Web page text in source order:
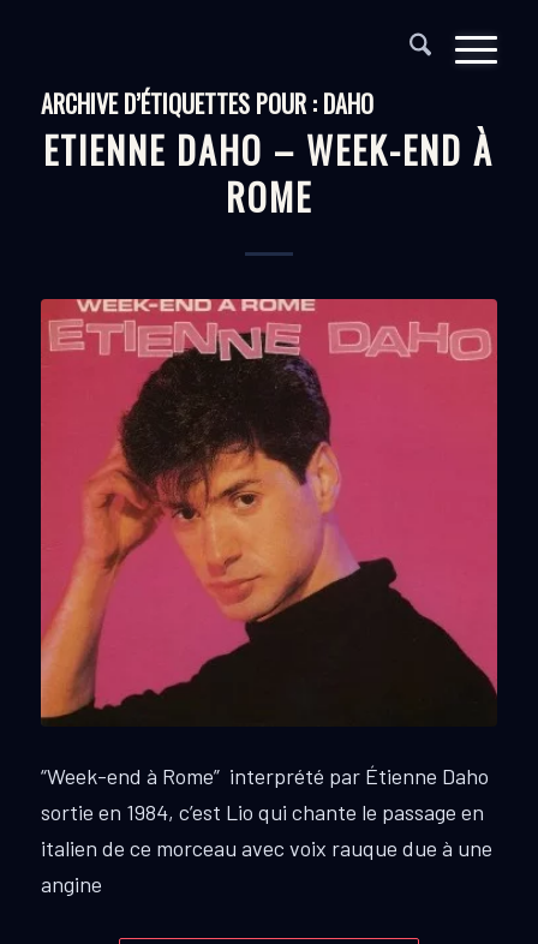
ARCHIVE D’ÉTIQUETTES POUR : DAHO
ETIENNE DAHO – WEEK-END À
ROME
“Week-end à Rome” interprété par Étienne Daho
sortie en 1984, c’est Lio qui chante le passage en
italien de ce morceau avec voix rauque due à une
angine